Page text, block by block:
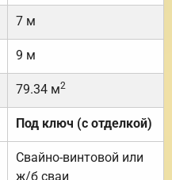
7 м
9 м
79.34 м2
Под ключ (с отделкой)
Свайно-винтовой или
ж/б сваи